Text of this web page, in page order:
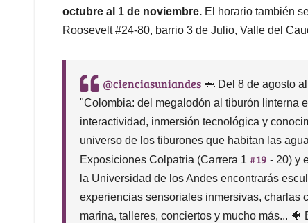
octubre al 1 de noviembre. El horario también
Roosevelt #24-80, barrio 3 de Julio, Valle del
@cienciasuniandes 🦈 Del 8 de agosto
"Colombia: del megalodón al tiburón linterna
interactividad, inmersión tecnológica y
universo de los tiburones que habitan las
Exposiciones Colpatria (Carrera 1 #19 - 20) y
la Universidad de los Andes encontrarás
experiencias sensoriales inmersivas, charlas
marina, talleres, conciertos y mucho más...